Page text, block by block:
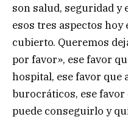
son salud, seguridad y
esos tres aspectos
cubierto. Queremos
por favor», ese favor
hospital, ese favor que
burocráticos, ese
puede conseguirlo y